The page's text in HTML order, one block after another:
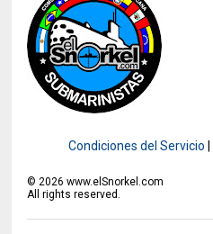
Condiciones del Servicio
©2026 www.elSnorkel.com
All rights reserved.